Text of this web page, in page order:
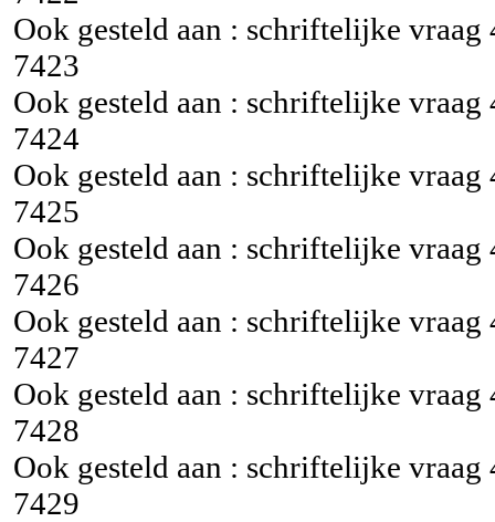
Ook gesteld aan : schriftelijke vraag
7423
Ook gesteld aan : schriftelijke vraag
7424
Ook gesteld aan : schriftelijke vraag
7425
Ook gesteld aan : schriftelijke vraag
7426
Ook gesteld aan : schriftelijke vraag
7427
Ook gesteld aan : schriftelijke vraag
7428
Ook gesteld aan : schriftelijke vraag
7429